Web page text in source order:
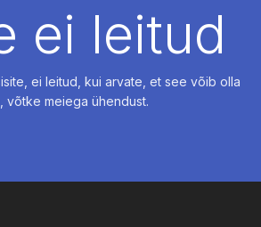
ei leitud
ei leitud, kui arvate, et see võib olla
võtke meiega ühendust.